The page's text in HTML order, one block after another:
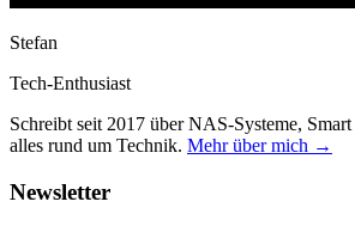
Stefan
Tech-Enthusiast
Schreibt seit 2017 über NAS-Systeme,
alles rund um Technik. Mehr über mich →
Newsletter